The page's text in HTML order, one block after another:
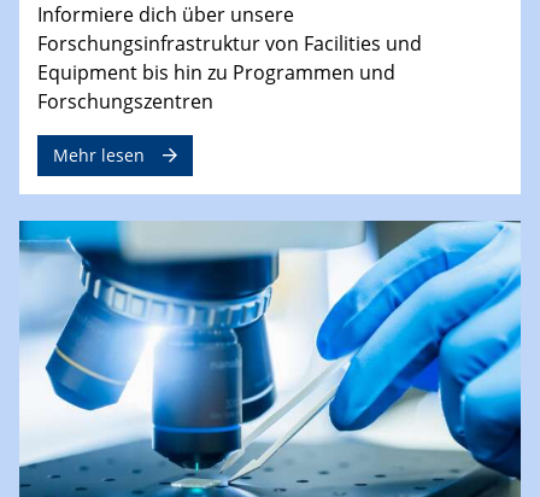
Informiere dich über unsere
Forschungsinfrastruktur von Facilities und
Equipment bis hin zu Programmen und
Forschungszentren
Mehr lesen